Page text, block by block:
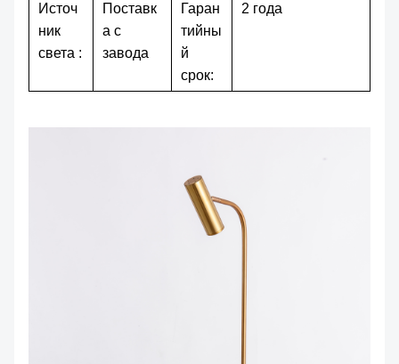
Источ
ник
света :
Поставк
а с
завода
Гаран
тийны
й
срок:
2 года